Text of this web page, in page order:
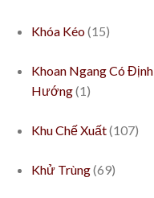
Khóa Kéo(15)
Khoan Ngang Có Định
Hướng(1)
Khu Chế Xuất(107)
Khử Trùng(69)